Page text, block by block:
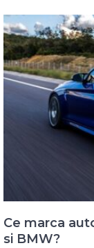
Ce marca
si BMW?